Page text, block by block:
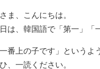
ま、こんにちは。
は、韓国語で「第一」「
一番上の子です」というよ
、一読ください。